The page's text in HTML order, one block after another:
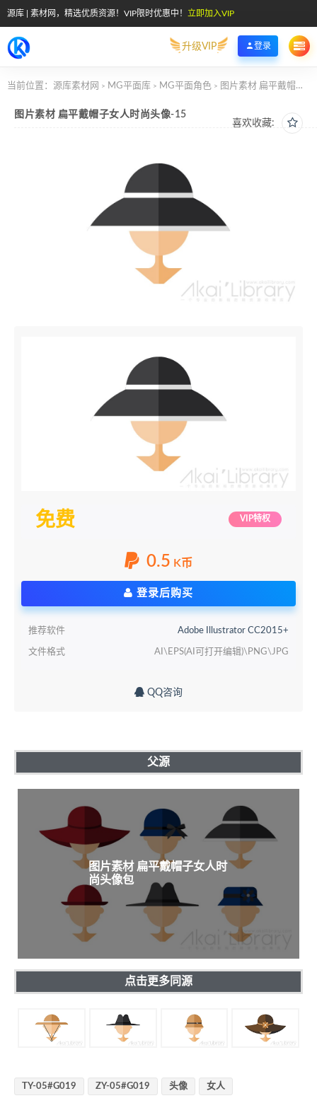
源库 | 素材网，精选优质资源！VIP限时优惠中！ 立即加入VIP
升级VIP 登录
当前位置： 源库素材网 > MG平面库 > MG平面角色 > 图片素材 扁平戴帽子女人时尚头像-15
喜欢收藏:
图片素材 扁平戴帽子女人时尚头像-15
免费 VIP特权
0.5 K币
登录后购买
推荐软件 Adobe Illustrator CC2015+
文件格式 AI\EPS(AI可打开编辑)\PNG\JPG
QQ咨询
父源
图片素材 扁平戴帽子女人时
尚头像包
点击更多同源
TY-05#G019 ZY-05#G019 头像 女人